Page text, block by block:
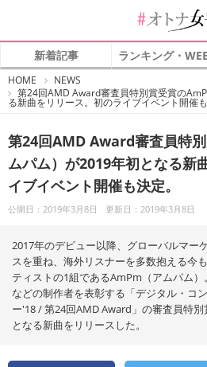
新着記事 ランキング・
HOME
オ
ト
ナ
NEWS
第24回AMD Award審査員特別賞受賞の
る新曲をリリース。初のライブイベント開催も
第24回AMD Award審査員特
ムパム）が2019年初となる新
イブイベント開催も決定。
公開日：2019年3月8日 更新日：2019年3月8日
2017年のデビュー以降、グローバルマー
スを重ね、海外リスナーを多数抱える今
ティストの1組であるAmPm（アムパム
などの制作者を表彰する「デジタル・コ
ー'18 / 第24回AMD Award」の審査員特
となる新曲をリリースした。